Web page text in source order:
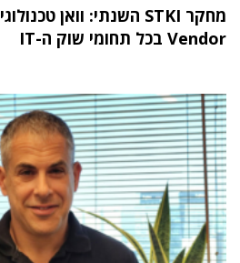
Vendor בכל תחומי שוק ה-IT